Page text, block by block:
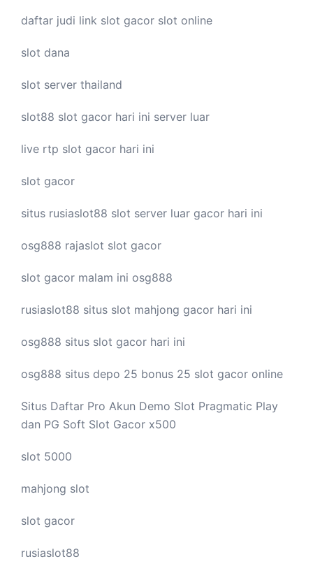
daftar judi link slot gacor slot online
slot dana
slot server thailand
slot88 slot gacor hari ini server luar
live rtp slot gacor hari ini
slot gacor
situs rusiaslot88 slot server luar gacor hari ini
osg888 rajaslot slot gacor
slot gacor malam ini osg888
rusiaslot88 situs slot mahjong gacor hari ini
osg888 situs slot gacor hari ini
osg888 situs depo 25 bonus 25 slot gacor online
Situs Daftar Pro Akun Demo Slot Pragmatic Play
dan PG Soft Slot Gacor x500
slot 5000
mahjong slot
slot gacor
rusiaslot88